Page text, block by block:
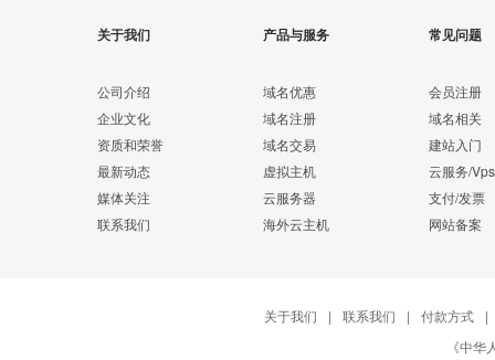
关于我们
公司介绍
企业文化
资质和荣誉
最新动态
媒体关注
联系我们
产品与服务
域名优惠
域名注册
域名交易
虚拟主机
云服务器
海外云主机
常见问题
会员注册
域名相关
建站入门
云服务/Vps
支付/发票
网站备案
关于我们 | 联系我们 | 付款方式
|
《中